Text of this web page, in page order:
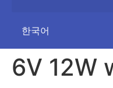
6V 12W